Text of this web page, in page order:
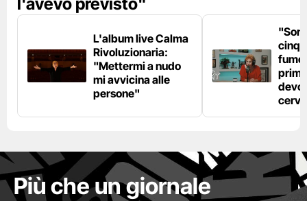
L'album live Calma
Rivoluzionaria:
"Mettermi a nudo
mi avvicina alle
persone"
fumo
devo
Più che un giornale